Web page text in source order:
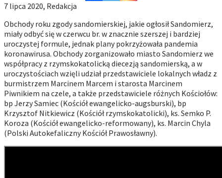
7 lipca 2020, Redakcja
Obchody roku zgody sandomierskiej, jakie ogłosił Sandomierz,
miały odbyć się w czerwcu br. w znacznie szerszej i bardziej
uroczystej formule, jednak plany pokrzyżowała pandemia
koronawirusa. Obchody zorganizowało miasto Sandomierz we
współpracy z rzymskokatolicką diecezją sandomierską, a w
uroczystościach wzięli udział przedstawiciele lokalnych władz z
burmistrzem Marcinem Marcem i starosta Marcinem
Piwnikiem na czele, a także przedstawiciele różnych Kościołów:
bp Jerzy Samiec (Kościół ewangelicko-augsburski), bp
Krzysztof Nitkiewicz (Kościół rzymskokatolicki), ks. Semko P.
Koroza (Kościół ewangelicko-reformowany), ks. Marcin Chyla
(Polski Autokefaliczny Kościół Prawosławny).